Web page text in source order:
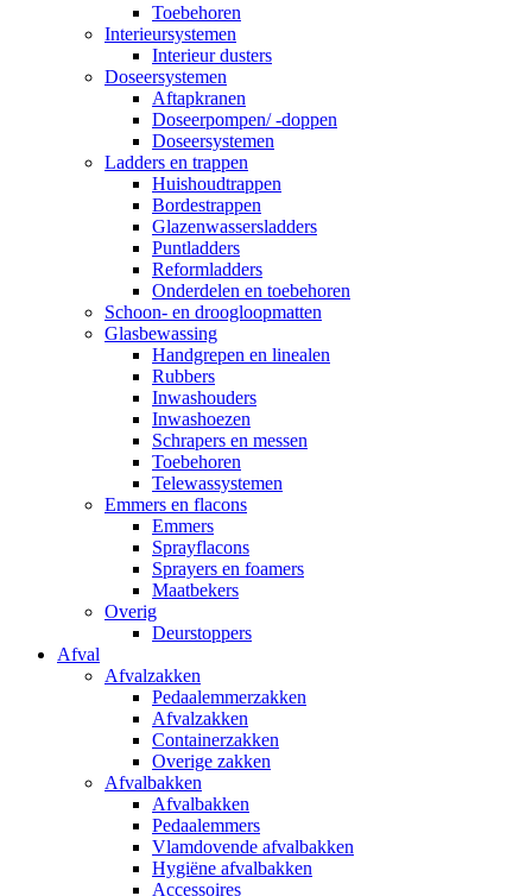
Toebehoren
Interieursystemen
Interieur dusters
Doseersystemen
Aftapkranen
Doseerpompen/ -doppen
Doseersystemen
Ladders en trappen
Huishoudtrappen
Bordestrappen
Glazenwassersladders
Puntladders
Reformladders
Onderdelen en toebehoren
Schoon- en droogloopmatten
Glasbewassing
Handgrepen en linealen
Rubbers
Inwashouders
Inwashoezen
Schrapers en messen
Toebehoren
Telewassystemen
Emmers en flacons
Emmers
Sprayflacons
Sprayers en foamers
Maatbekers
Overig
Deurstoppers
Afval
Afvalzakken
Pedaalemmerzakken
Afvalzakken
Containerzakken
Overige zakken
Afvalbakken
Afvalbakken
Pedaalemmers
Vlamdovende afvalbakken
Hygiëne afvalbakken
Accessoires